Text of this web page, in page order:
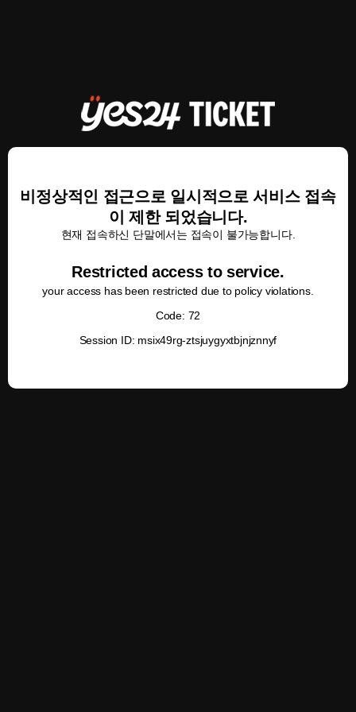
비정상적인 접근으로 일시적으로 서비스 접속
이 제한 되었습니다.
현재 접속하신 단말에서는 접속이 불가능합니다.
Restricted access to service.
your access has been restricted due to policy violations.
Code: 72
Session ID: msix49rg-ztsjuygyxtbjnjznnyf